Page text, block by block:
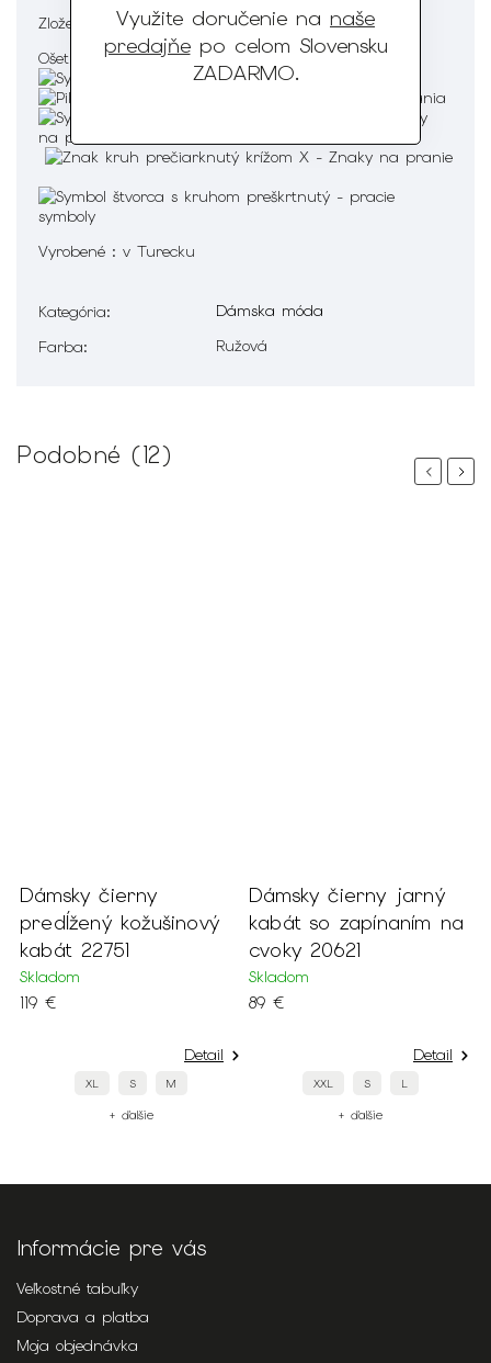
Využite doručenie na naše
predajňepo celom Slovensku
ZADARMO.
Zloženie : 100% Polyester Podšívka 100% Polyester
Ošetrenie :
Vyrobené : v Turecku
Kategória:
Dámska móda
Farba: Ružová
Podobné (12)
Previous
Dámsky čierny jarný
kabát so zapínaním na
cvoky 20621
Skladom
Detail
XXL
Dámske parížske
modré šaty s
mušelínom 22707
Skladom
56 52
Next
Informácie pre vás
Veľkostné tabuľky
Doprava a platba
Moja objednávka